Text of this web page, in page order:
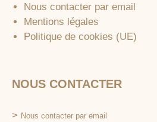
Nous contacter par email
Mentions légales
Politique de cookies (UE)
NOUS CONTACTER
> Nous contacter par email